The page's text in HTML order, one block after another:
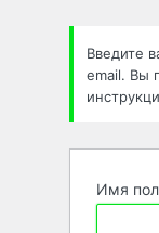
Введите
email. Вы
Имя